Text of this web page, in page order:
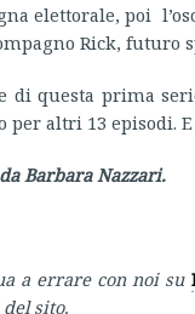
elettorale, poi
Rick, futuro
di questa prima
per altri 13 episodi. E
Barbara Nazzari.
a errare con noi su
sito.